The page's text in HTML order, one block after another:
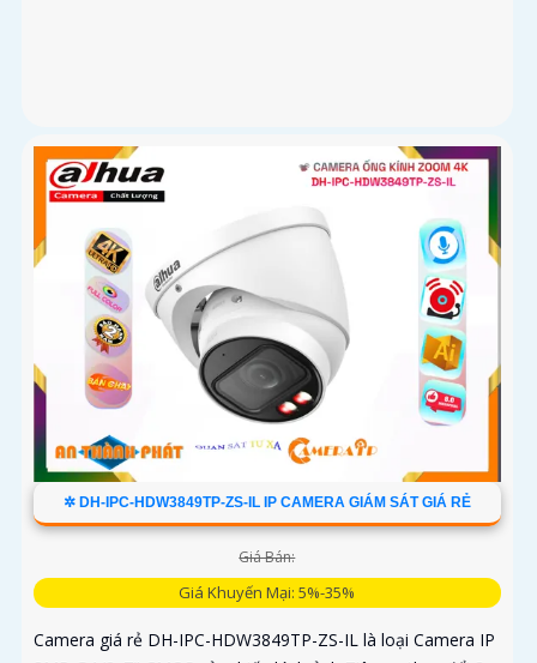
✲ DH-IPC-HDW3849TP-ZS-IL IP CAMERA GIÁM SÁT GIÁ RẺ
Giá Bán:
Giá Khuyến Mại: 5%-35%
Camera giá rẻ DH-IPC-HDW3849TP-ZS-IL là loại Camera IP